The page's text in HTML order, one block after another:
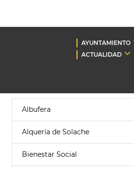
AYUNTAMIENTO
ACTUALIDAD
Albufera
Alquería de Solache
Bienestar Social